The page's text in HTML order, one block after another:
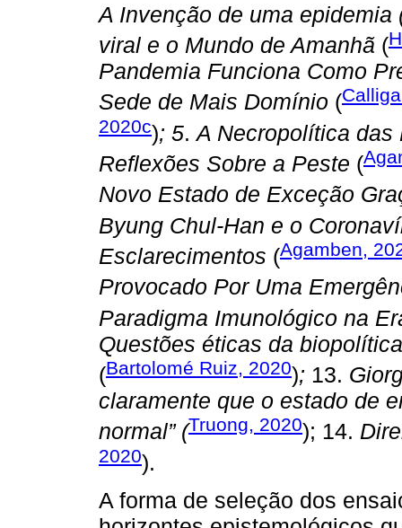
A Invenção de uma epidemia
viral e o Mundo de Amanhã (
Pandemia Funciona Como
Sede de Mais Domínio (
2020c); 5.A Necropolítica das
Reflexões Sobre a Peste (
Novo Estado de Exceção
Byung Chul-Han e o
Esclarecimentos (Agamben,
Provocado Por Uma
Paradigma Imunológico na
Questões éticas da
(Bartolomé Ruiz, 2020); 13.
claramente que o estado de
normal” (Truong, 2020); 14.
2020).
A forma de seleção dos